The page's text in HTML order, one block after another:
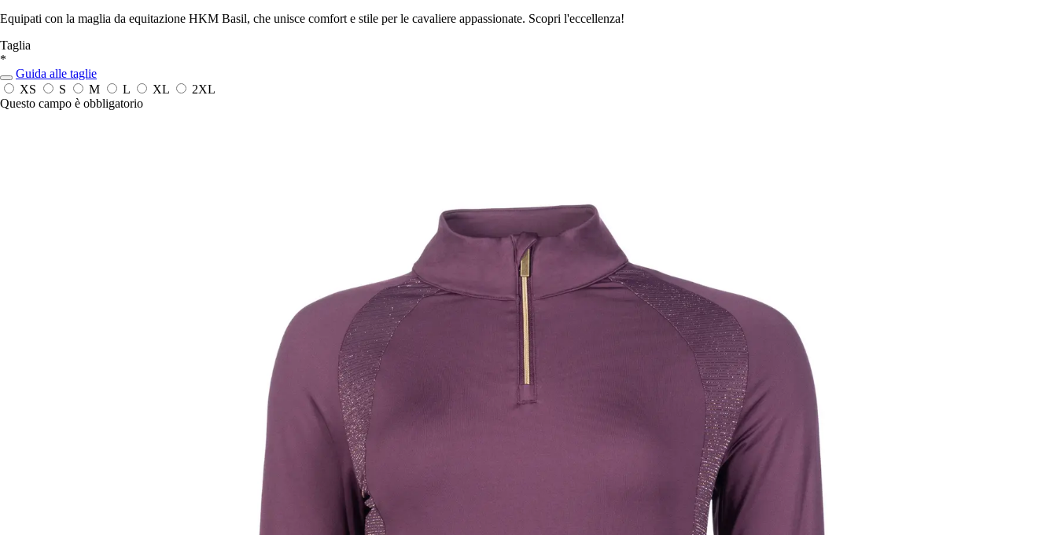
Equipati con la maglia da equitazione HKM Basil, che unisce comfort e stile per le cavaliere appassionate. Scopri l'eccellenza!
Taglia
*
Guida alle taglie
XS
S M L XL
2XL
Questo campo è obbligatorio